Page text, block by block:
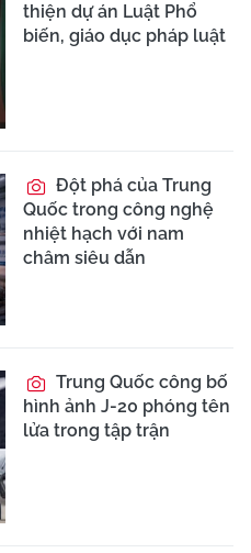
thiện dự án Luật Phổ
biến, giáo dục pháp luật
Đột phá của Trung
Quốc trong công nghệ
nhiệt hạch với nam
châm siêu dẫn
Trung Quốc công bố
hình ảnh J-20 phóng tên
lửa trong tập trận